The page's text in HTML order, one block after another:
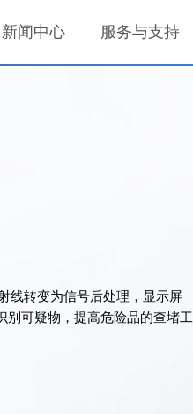
新闻中心 服务与支持
线转变为信号后处理，显示屏
别可疑物，提高危险品的查堵工